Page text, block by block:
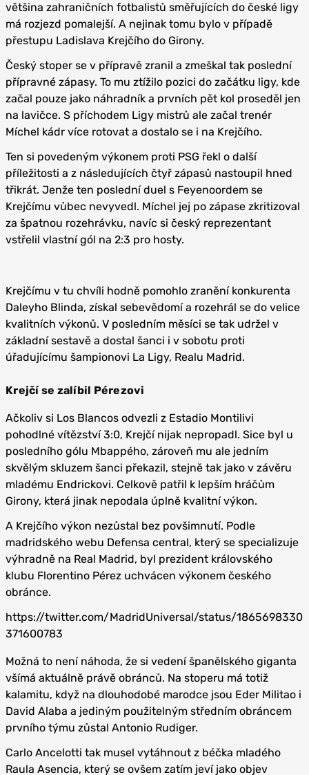
většina zahraničních fotbalistů směřujících do české ligy
má rozjezd pomalejší. A nejinak tomu bylo v případě
přestupu Ladislava Krejčího do Girony.
Český stoper se v přípravě zranil a zmeškal tak poslední
přípravné zápasy. To mu ztížilo pozici do začátku ligy, kde
začal pouze jako náhradník a prvních pět kol proseděl jen
na lavičce. S příchodem Ligy mistrů ale začal trenér
Míchel kádr více rotovat a dostalo se i na Krejčího.
Ten si povedeným výkonem proti PSG řekl o další
příležitosti a z následujících čtyř zápasů nastoupil hned
třikrát. Jenže ten poslední duel s Feyenoordem se
Krejčímu vůbec nevyvedl. Míchel jej po zápase zkritizoval
za špatnou rozehrávku, navíc si český reprezentant
vstřelil vlastní gól na 2:3 pro hosty.
Krejčímu v tu chvíli hodně pomohlo zranění konkurenta
Daleyho Blinda, získal sebevědomí a rozehrál se do velice
kvalitních výkonů. V posledním měsíci se tak udržel v
základní sestavě a dostal šanci i v sobotu proti
úřadujícímu šampionovi La Ligy, Realu Madrid.
Krejčí se zalíbil Pérezovi
Ačkoliv si Los Blancos odvezli z Estadio Montilivi
pohodlné vítězství 3:0, Krejčí nijak nepropadl. Sice byl u
posledního gólu Mbappého, zároveň mu ale jedním
skvělým skluzem šanci překazil, stejně tak jako v závěru
mladému Endrickovi. Celkově patřil k lepším hráčům
Girony, která jinak nepodala úplně kvalitní výkon.
A Krejčího výkon nezůstal bez povšimnutí. Podle
madridského webu Defensa central, který se specializuje
výhradně na Real Madrid, byl prezident královského
klubu Florentino Pérez uchvácen výkonem českého
obránce.
https://twitter.com/MadridUniversal/status/1865698330
371600783
Možná to není náhoda, že si vedení španělského giganta
všímá aktuálně právě obránců. Na stoperu má totiž
kalamitu, když na dlouhodobé marodce jsou Eder Militao i
David Alaba a jediným použitelným středním obráncem
prvního týmu zůstal Antonio Rudiger.
Carlo Ancelotti tak musel vytáhnout z béčka mladého
Raula Asencia, který se ovšem zatím jeví jako objev